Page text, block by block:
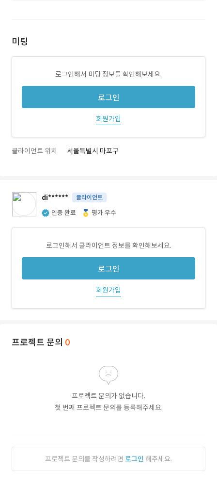
미팅
로그인해서 미팅 정보를 확인해보세요.
로그인
회원가입
클라이언트 위치 서울특별시 마포구
di****** 클라이언트
인증 완료 평가 우수
로그인해서 클라이언트 정보를 확인해보세요.
로그인
회원가입
프로젝트 문의 0
프로젝트 문의가 없습니다.
첫 번째 프로젝트 문의를 등록해주세요.
프로젝트 문의를 작성하려면 로그인 해주세요.